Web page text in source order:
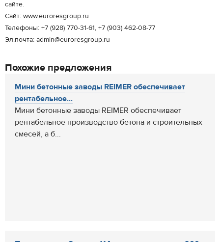
сайте.
Сайт: www.euroresgroup.ru
Телефоны: +7 (928) 770-31-61, +7 (903) 462-08-77
Эл.почта: admin@euroresgroup.ru
Похожие предложения
Мини бетонные заводы REIMER обеспечивает
рентабельное...
Мини бетонные заводы REIMER обеспечивает
рентабельное производство бетона и строительных
смесей, а б...